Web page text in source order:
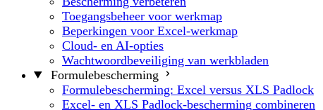
Toegangsbeheer voor werkmap
Beperkingen voor Excel-werkmap
Cloud- en AI-opties
Wachtwoordbeveiliging van werkbladen
Formulebescherming
Formulebescherming: Excel versus XLS Padlock
Excel- en XLS Padlock-bescherming combineren